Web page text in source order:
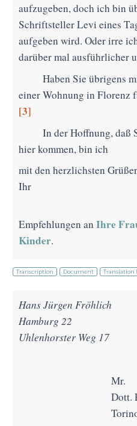
aufzugeben, doch ich bin
Schriftsteller Levi eines
aufgeben wird. Oder irre
darüber mal ausführlicher
Haben Sie übrigens
einer Wohnung in Florenz
[3]
In der Hoffnung, daß
hier kommen, bin ich
mit den herzlichsten
Ihr
Empfehlungen an Ihre
Kinder.
Transcription Document Translation
Hans Jürgen Fröhlich
Hamburg 22
Uhlenhorster Weg 17
Mr.
Dott.